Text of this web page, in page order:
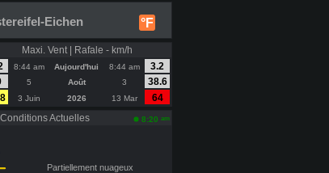
°F
Eichen
Maxi. Vent | Rafale - km/h
8:44 am Aujourd'hui 8:44 am
3.2
5 Août 3
38.6
3 Juin 2026 13 Mar
64
Conditions Actuelles 8:20 am
Partiellement nuageux